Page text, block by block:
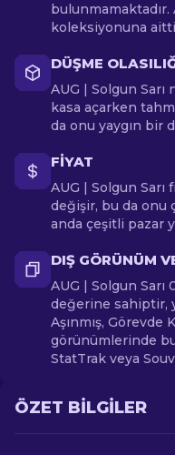
koleksiyonuna
DÜŞME
AUG | Solgun
kasa açarken
da onu yaygın bir
FIYAT
AUG | Solgun Sarı
değişir, bu da onu
anda çeşitli pazar
DIŞ GÖRÜNÜM
AUG | Solgun
değerine sahiptir,
Aşınmış, Görevde
görünümlerinde
StatTrak veya
ÖZET BILGILER